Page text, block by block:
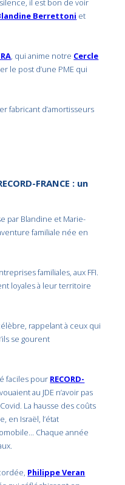
il est bon de voir
Berrettoni et
, qui anime notre Cercle
le post d’une PME qui
fabricant d’amortisseurs
FRANCE : un
par Blandine et Marie-
familiale née en
familiales, aux FFI.
loyales à leur territoire
rappelant à ceux qui
se gourent
faciles pour RECORD-
au JDE n’avoir pas
La hausse des coûts
en Israël, l’état
Chaque année
Philippe Veran